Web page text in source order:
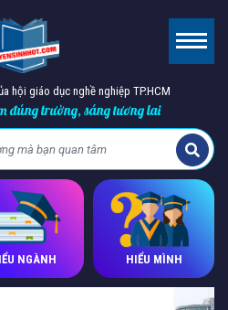
hội giáo dục nghề nghiệp TP.HCM
đúng trường, sáng tương lai
HIỂU MÌNH
NGÀNH